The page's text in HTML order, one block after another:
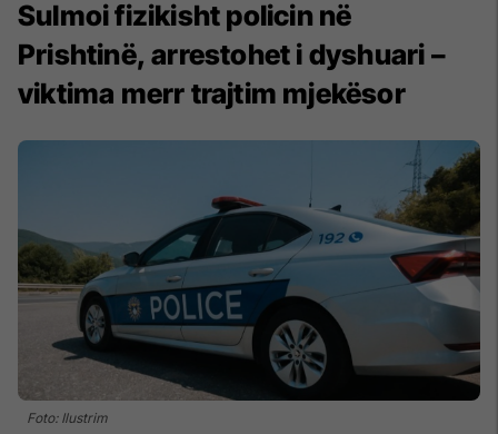
Sulmoi fizikisht policin në
Prishtinë, arrestohet i dyshuari –
viktima merr trajtim mjekësor
Foto: Ilustrim